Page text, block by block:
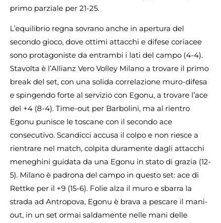
primo parziale per 21-25.
L’equilibrio regna sovrano anche in apertura del
secondo gioco, dove ottimi attacchi e difese coriacee
sono protagoniste da entrambi i lati del campo (4-4).
Stavolta è l’Allianz Vero Volley Milano a trovare il primo
break del set, con una solida correlazione muro-difesa
e spingendo forte al servizio con Egonu, a trovare l’ace
del +4 (8-4). Time-out per Barbolini, ma al rientro
Egonu punisce le toscane con il secondo ace
consecutivo. Scandicci accusa il colpo e non riesce a
rientrare nel match, colpita duramente dagli attacchi
meneghini guidata da una Egonu in stato di grazia (12-
5). Milano è padrona del campo in questo set: ace di
Rettke per il +9 (15-6). Folie alza il muro e sbarra la
strada ad Antropova, Egonu è brava a pescare il mani-
out, in un set ormai saldamente nelle mani delle